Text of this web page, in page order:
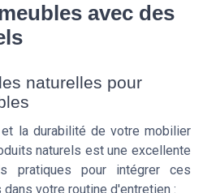
avec des
naturelles pour
la durabilité de votre mobilier
naturels est une excellente
pratiques pour intégrer ces
votre routine d'entretien :